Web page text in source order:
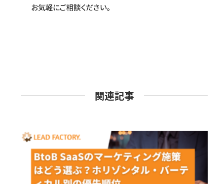
お気軽にご相談ください。
関連記事